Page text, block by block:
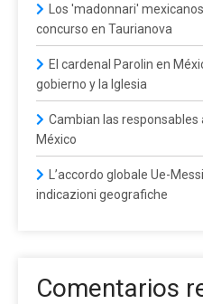
Los 'madonnari'
concurso en Taurianova
El cardenal Parolin en
gobierno y la Iglesia
Cambian las responsables
México
L’accordo globale Ue-
indicazioni geografiche
Comentarios